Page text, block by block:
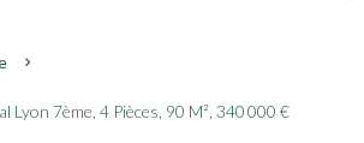
Lyon 7ème, 4 Pièces, 90 M², 340 000 €